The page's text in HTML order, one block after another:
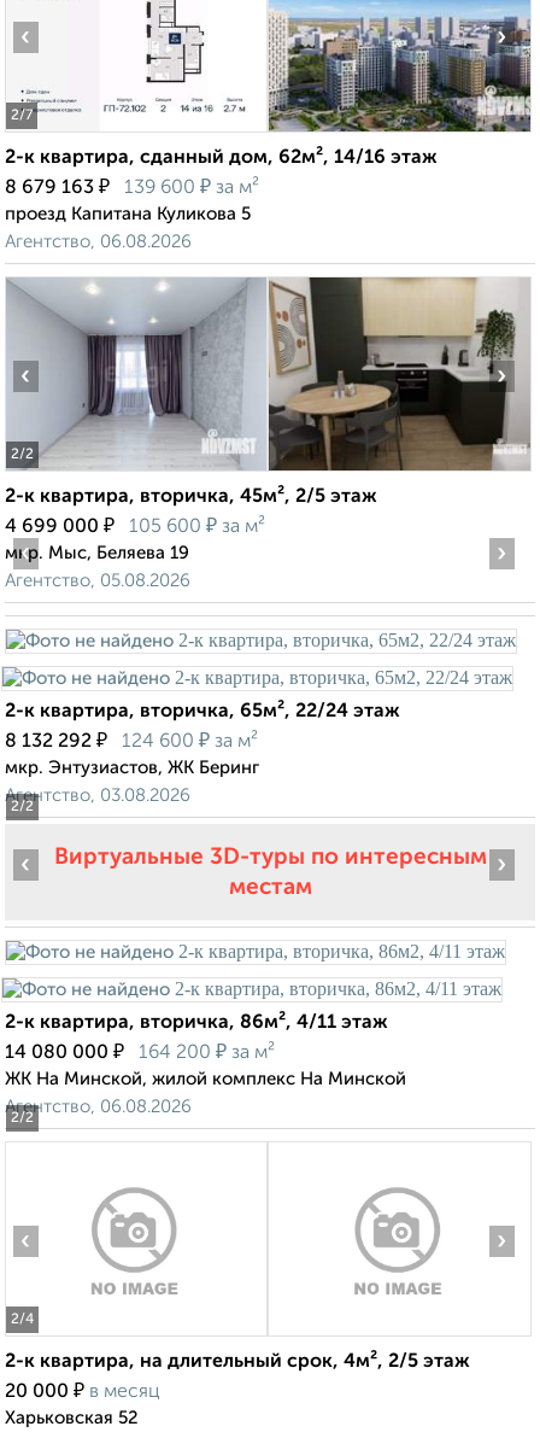
2/7
‹ ›
2-к квартира, сданный дом, 62м², 14/16 этаж
8 679 163 ₽ 139 600 ₽ за м²
проезд Капитана Куликова 5
Агентство, 06.08.2026
2/2
‹ ›
2-к квартира, вторичка, 45м², 2/5 этаж
4 699 000 ₽ 105 600 ₽ за м²
мкр. Мыс, Беляева 19
Агентство, 05.08.2026
2/2
‹ ›
2-к квартира, вторичка, 65м², 22/24 этаж
8 132 292 ₽ 124 600 ₽ за м²
мкр. Энтузиастов, ЖК Беринг
Агентство, 03.08.2026
Виртуальные 3D-туры по интересным
местам
2/2
‹ ›
2-к квартира, вторичка, 86м², 4/11 этаж
14 080 000 ₽ 164 200 ₽ за м²
ЖК На Минской, жилой комплекс На Минской
Агентство, 06.08.2026
2/4
‹ ›
2-к квартира, на длительный срок, 4м², 2/5 этаж
20 000 ₽ в месяц
Харьковская 52